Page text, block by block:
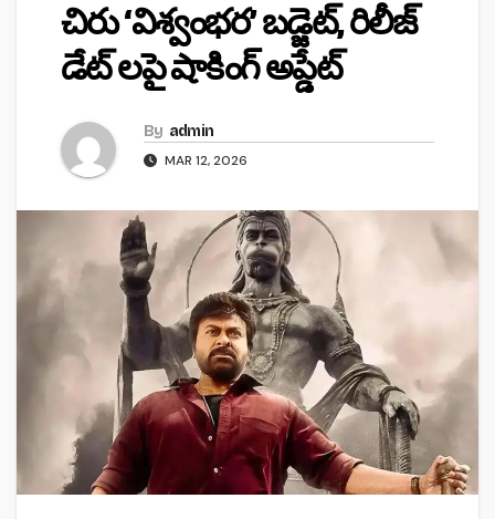
చిరు ‘విశ్వంభర’ బడ్జెట్, రిలీజ్
డేట్ లపై షాకింగ్ అప్డేట్
By admin
MAR 12, 2026